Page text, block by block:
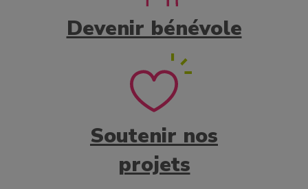
Devenir bénévole
Soutenir nos
projets